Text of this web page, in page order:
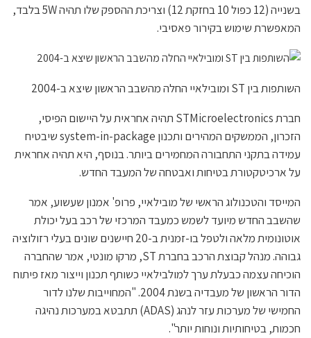
בשנייה (12 כפול 10 בחזקת 12) וצריכת ההספק שלו תהיה 5W בלבד,
המאפשרת שימוש בקירור פאסיבי.
השותפות בין ST ומובילאיי החלה מהשבב הראשון שיצא ב-2004
חברת STMicroelectronics תהיה אחראית על היישום הפיסי,
הזכרון, הממשקים המהירים ותכנון system-in-package שיבטיח
עמידה בתקני התחבורה המחמירים ביותר. בנוסף, היא תהיה אחראית
על ארכיטקטורת בטיחות ואבטחה של המעבד החדש.
המייסד והטכנולוג הראשי של מובילאיי, פרופ' אמנון שעשוע, אמר
שהשבב החדש מיועד לשמש כמעבד המרכזי של רכב בעל יכולת
אוטונומית מלאה ולטפל בו-זמנית ב-20 חיישנים שונים בעלי רזולוציה
גבוהה. מנהל קבוצת הרכב בחברת ST, מרקו מונטי, אמר שהחברה
הוכיחה עצמה כבעלת ערך למולבילאיי כשותף תכנון וייצור מאז פיתוח
הדור הראשון של מעבדיה בשנת 2004. "המחוייבות שלנו לדור
החמישי של מערכות עזר לנהג (ADAS) תתבטא במערכות נהיגה
חכמות, בטיחותיות ונוחות יותר".